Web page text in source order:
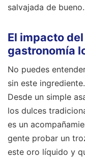
salvajada de bueno.
El impacto
gastronomía
No puedes
sin este
Desde un simple
los dulces
es un
gente probar un
este oro líquido y